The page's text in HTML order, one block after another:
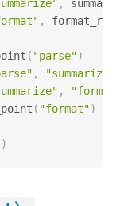
,
,
( "parse")
, "summarize"
, "format"
( "format")
)